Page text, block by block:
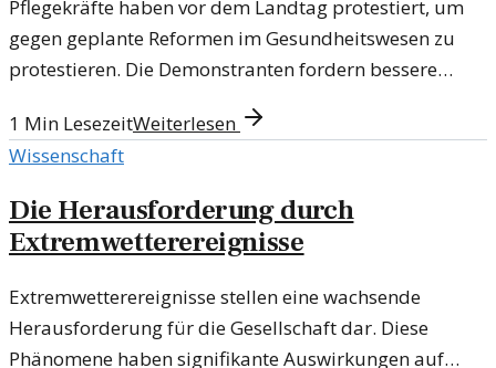
Pflegekräfte haben vor dem Landtag protestiert, um
gegen geplante Reformen im Gesundheitswesen zu
protestieren. Die Demonstranten fordern bessere
1 Min LesezeitWeiterlesen
Wissenschaft
Die Herausforderung durch
Extremwetterereignisse
Extremwetterereignisse stellen eine wachsende
Herausforderung für die Gesellschaft dar. Diese
Phänomene haben signifikante Auswirkungen auf